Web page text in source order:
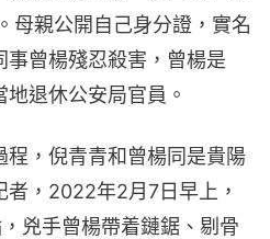
母親公開自己身分證，實名
曾楊殘忍殺害，曾楊是
地退休公安局官員。
程，倪青青和曾楊同是貴陽
，2022年2月7日早上，
兇手曾楊帶着鏈鋸、剔骨